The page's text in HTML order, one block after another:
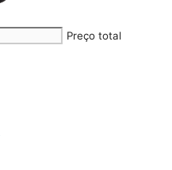
Preço total